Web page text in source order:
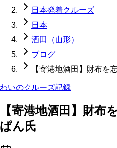
日本発着クルーズ
日本
酒田（山形）
ブログ
【寄港地酒田】財布を
わいのクルーズ記録
【寄港地酒田】財布
ぱん氏